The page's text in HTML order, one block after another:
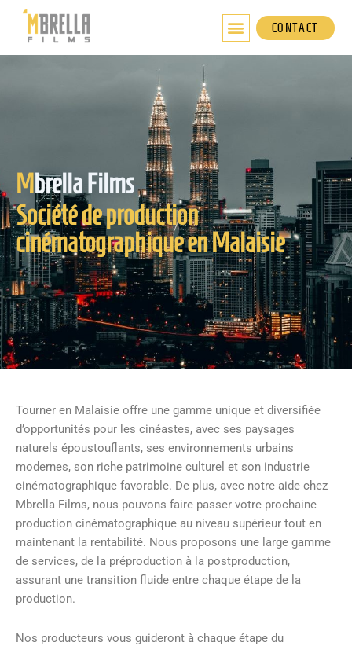
contenu
CONTACT
Mbrella Films
Société de production
cinématographique en Malaisie
Tourner en Malaisie offre une gamme unique et diversifiée
d’opportunités pour les cinéastes, avec ses paysages
naturels époustouflants, ses environnements urbains
modernes, son riche patrimoine culturel et son industrie
cinématographique favorable. De plus, avec notre aide chez
Mbrella Films, nous pouvons faire passer votre prochaine
production cinématographique au niveau supérieur tout en
maintenant la rentabilité. Nous proposons une large gamme
de services, de la préproduction à la postproduction,
assurant une transition fluide entre chaque étape de la
production.
Nos producteurs vous guideront à chaque étape du